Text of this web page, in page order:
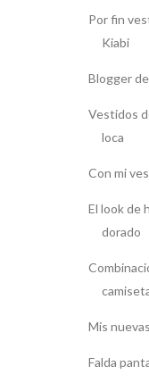
Por fin
Kiabi
Blogger
Vestidos
loca
Con mi
El look de
dorado
Mis
Falda